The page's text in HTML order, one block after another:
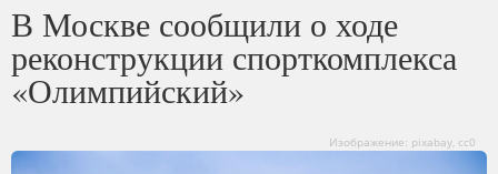
В Москве сообщили о ходе
реконструкции спорткомплекса
«Олимпийский»
Изображение: pixabay, cc0